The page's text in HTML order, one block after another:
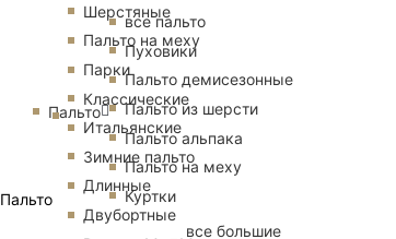
Пальто
Шерстяные
Пальто на меху
Парки
Классические
Итальянские
Зимние пальто
Длинные
Двубортные
Пальто
все пальто
Пуховики
Пальто демисезонные
Пальто из шерсти
Пальто альпака
Пальто на меху
Куртки
все большие